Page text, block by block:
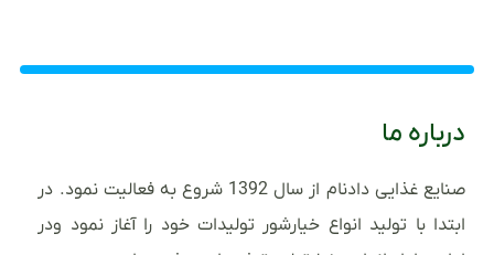
درباره ما
صنایع غذایی دادنام از سال 1392 شروع به فعالیت نمود. در
ابتدا با تولید انواع خیارشور تولیدات خود را آغاز نمود ودر